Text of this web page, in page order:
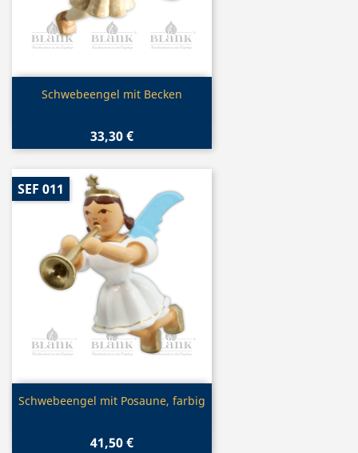
Vorschau
Schwebeengel mit Becken
33,30 €
Vorschau
Schwebeengel mit Posaune, farbig
41,50 €
SEF 011